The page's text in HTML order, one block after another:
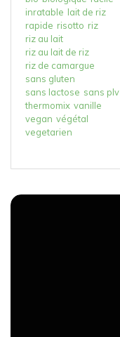
inratable lait de riz
rapide risotto riz
riz au lait
riz au lait de riz
riz de camargue
sans gluten
sans lactose sans plv
thermomix vanille
vegan végétal
vegetarien